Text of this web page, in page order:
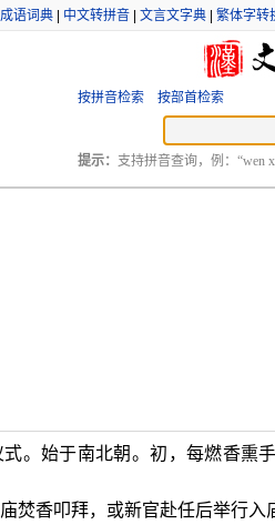
成语词典 中文转拼音 文言文字典 繁体字转
按拼音检索 按部首检索
提示： 支持拼音查询，例：“wen
。始于南北朝。初，每燃香熏
焚香叩拜，或新官赴任后举行入